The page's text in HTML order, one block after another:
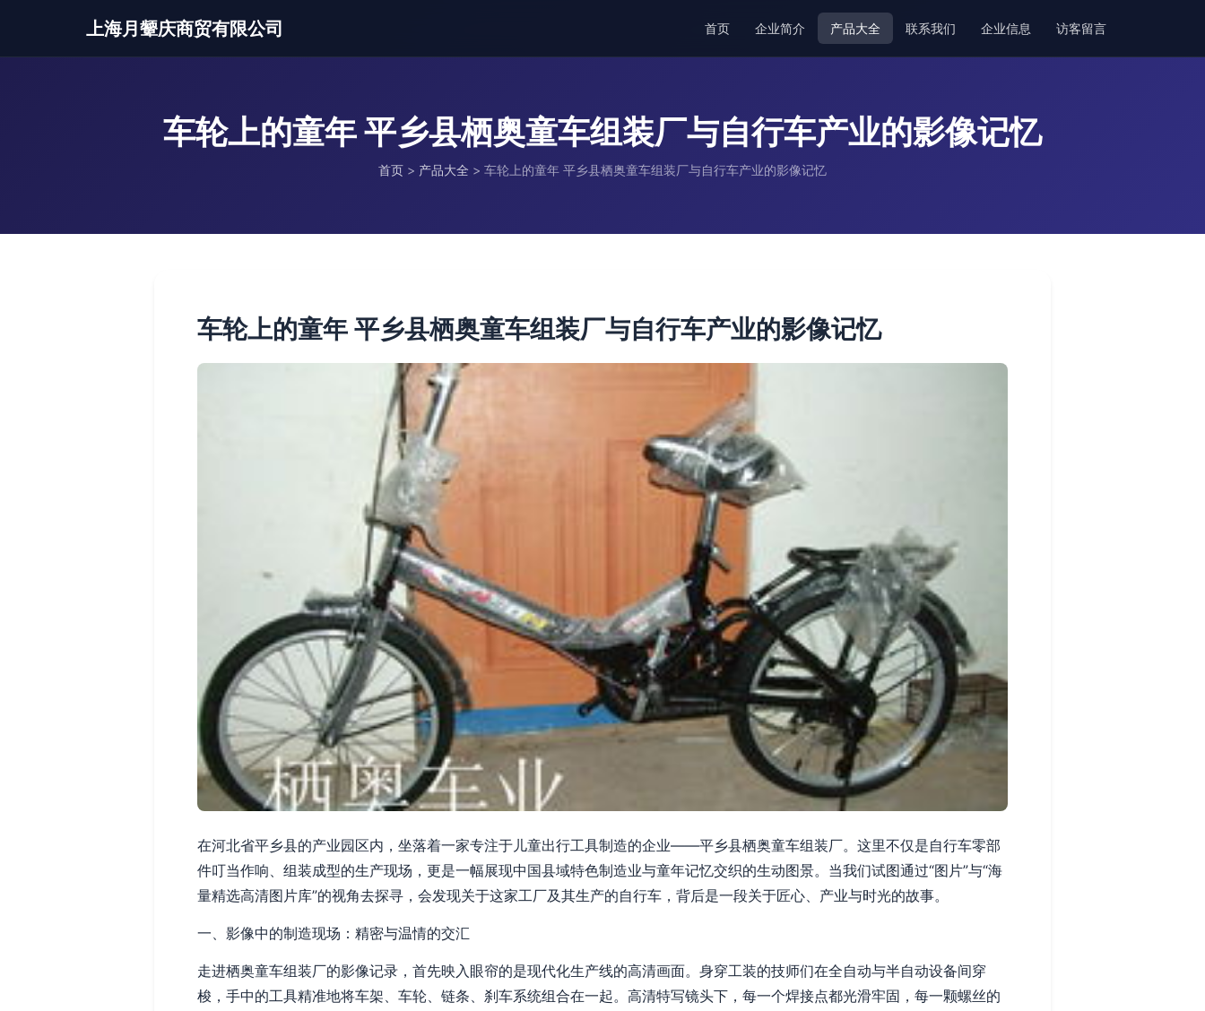
上海月颦庆商贸有限公司 首页 企业简介 产品大全 联系我们 企业信息 访客留言
车轮上的童年 平乡县栖奥童车组装厂与自行车产业的影像记忆
首页 > 产品大全 > 车轮上的童年 平乡县栖奥童车组装厂与自行车产业的影像记忆
车轮上的童年 平乡县栖奥童车组装厂与自行车产业的影像记忆
在河北省平乡县的产业园区内，坐落着一家专注于儿童出行工具制造的企业——平乡县栖奥童车组装厂。这里不仅是自行车零部
件叮当作响、组装成型的生产现场，更是一幅展现中国县域特色制造业与童年记忆交织的生动图景。当我们试图通过“图片”与“海
量精选高清图片库”的视角去探寻，会发现关于这家工厂及其生产的自行车，背后是一段关于匠心、产业与时光的故事。
一、影像中的制造现场：精密与温情的交汇
走进栖奥童车组装厂的影像记录，首先映入眼帘的是现代化生产线的高清画面。身穿工装的技师们在全自动与半自动设备间穿
梭，手中的工具精准地将车架、车轮、链条、刹车系统组合在一起。高清特写镜头下，每一个焊接点都光滑牢固，每一颗螺丝的